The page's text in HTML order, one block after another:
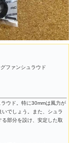
ファンシュラウド
ウド。特に30mmは風力が
でしょう。また、シュラ
部分を設け、安定した取